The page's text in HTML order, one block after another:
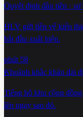
Quyết định đầu tiên ·
HLV gửi tiền vệ kiến
bắt đầu xuất hiện.
phút 58
Khoảnh khắc khán đài
Tiếng hô khu cộng
lên ngay sau đó.